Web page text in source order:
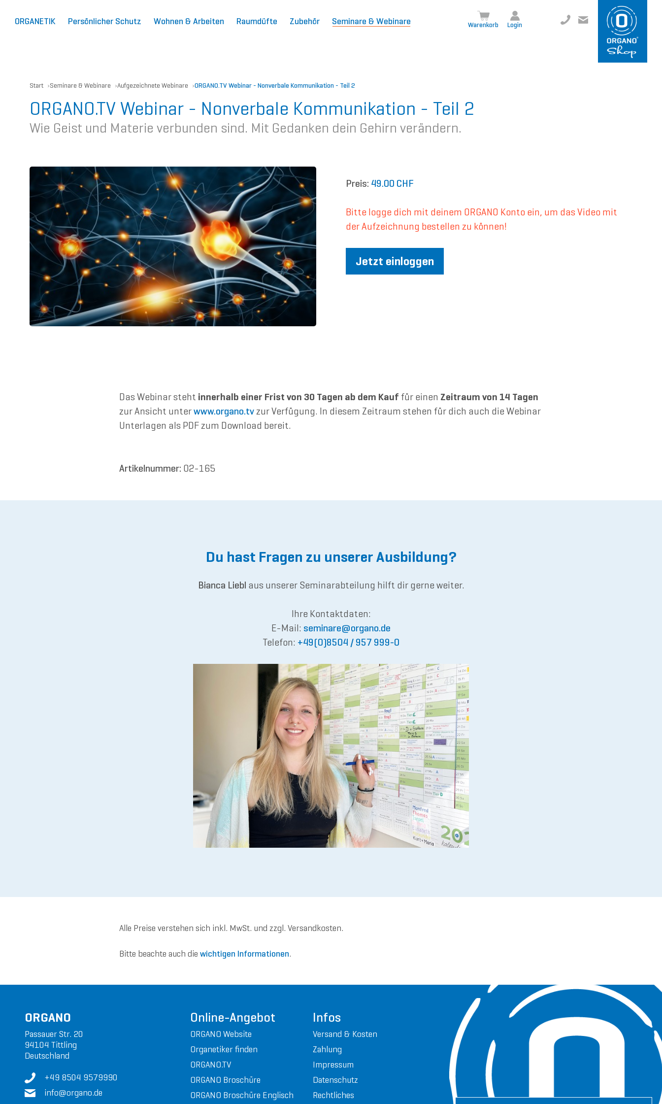
ORGANETIK Persönlicher Schutz Wohnen & Arbeiten Raumdüfte Zubehör Seminare & Webinare Warenkorb Login +49 8504 957999-0
o@org ano.ch
Start Seminare & Webinare Aufgezeichnete Webinare ORGANO.TV Webinar - Nonverbale Kommunikation - Teil 2
ORGANO.TV Webinar - Nonverbale Kommunikation - Teil 2
Wie Geist und Materie verbunden sind. Mit Gedanken dein Gehirn verändern.
Preis: 49.00 CHF
Bitte logge dich mit deinem ORGANO Konto ein, um das Video mit
der Aufzeichnung bestellen zu können!
Jetzt einloggen
Das Webinar steht innerhalb einer Frist von 30 Tagen ab dem Kauf für einen Zeitraum von 14 Tagen
zur Ansicht unterwww.organo.tvzur Verfügung. In diesem Zeitraum stehen für dich auch die Webinar
Unterlagen als PDF zum Download bereit.
Artikelnummer: 02-165
Du hast Fragen zu unserer Ausbildung?
Bianca Liebl aus unserer Seminarabteilung hilft dir gerne weiter.
Ihre Kontaktdaten:
E-Mail: seminare@organo.de
Telefon: +49(0)8504 / 957 999-0
Alle Preise verstehen sich inkl. MwSt. und zzgl. Versandkosten.
Bitte beachte auch die wichtigen Informationen.
ORGANO
Passauer Str. 20
94104 Tittling
Deutschland
+49 8504 9579990
info@organo.de
Online-Angebot
ORGANO Website
Organetiker finden
ORGANO.TV
ORGANO Broschüre
ORGANO Broschüre Englisch
Infos
Versand & Kosten
Zahlung
Impressum
Datenschutz
Rechtliches